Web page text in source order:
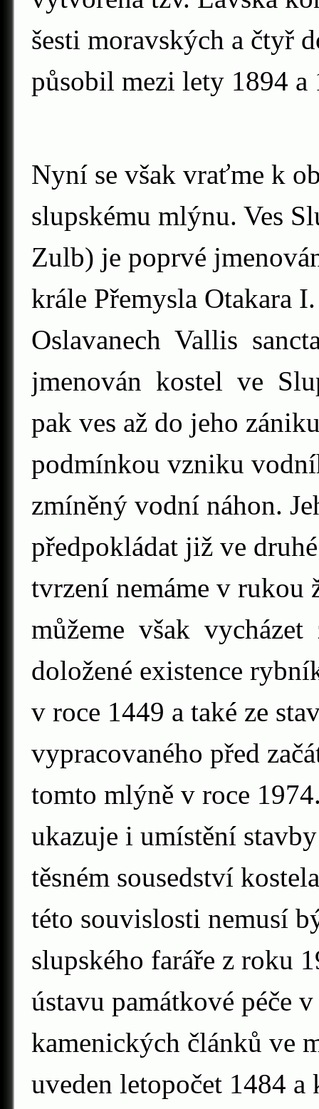
šesti moravských a čtyř
působil mezi lety 1894 a
Nyní se však vraťme k
slupskému mlýnu. Ves
Zulb) je poprvé
krále Přemysla Otakara
Oslavanech Vallis
jmenován kostel ve
pak ves až do jeho
podmínkou vzniku
zmíněný vodní náhon.
předpokládat již ve
tvrzení nemáme v
můžeme však
doložené existence
v roce 1449 a také ze
vypracovaného před
tomto mlýně v roce
ukazuje i umístění
těsném sousedství
této souvislosti nemusí
slupského faráře z roku
ústavu památkové péče
kamenických článků ve
uveden letopočet 1484